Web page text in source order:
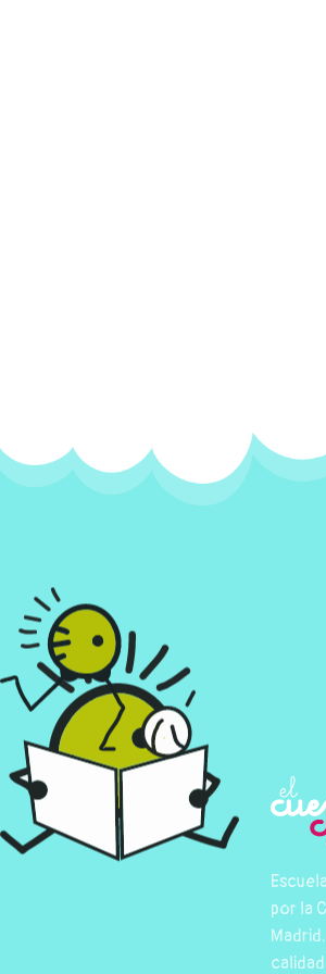
por la